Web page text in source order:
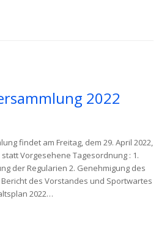
2022
findet am Freitag, dem 29. April 2022,
Vorgesehene Tagesordnung : 1.
der Regularien 2. Genehmigung des
Bericht des Vorstandes und Sportwartes
2022…